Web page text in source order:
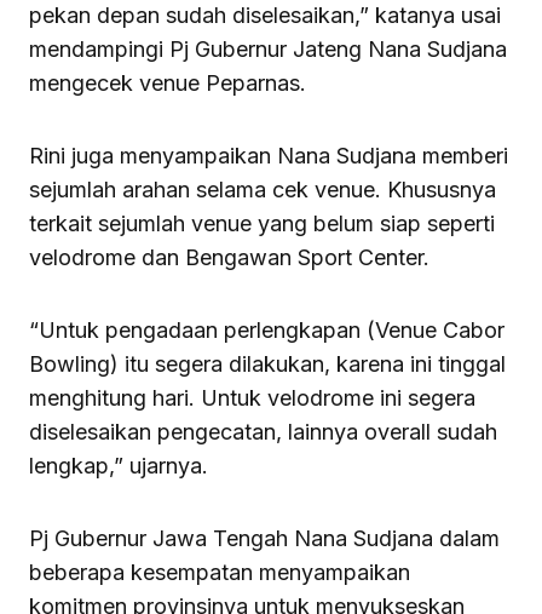
pekan depan sudah diselesaikan,” katanya usai
mendampingi Pj Gubernur Jateng Nana Sudjana
mengecek venue Peparnas.
Rini juga menyampaikan Nana Sudjana memberi
sejumlah arahan selama cek venue. Khususnya
terkait sejumlah venue yang belum siap seperti
velodrome dan Bengawan Sport Center.
“Untuk pengadaan perlengkapan (Venue Cabor
Bowling) itu segera dilakukan, karena ini tinggal
menghitung hari. Untuk velodrome ini segera
diselesaikan pengecatan, lainnya overall sudah
lengkap,” ujarnya.
Pj Gubernur Jawa Tengah Nana Sudjana dalam
beberapa kesempatan menyampaikan
komitmen provinsinya untuk menyukseskan